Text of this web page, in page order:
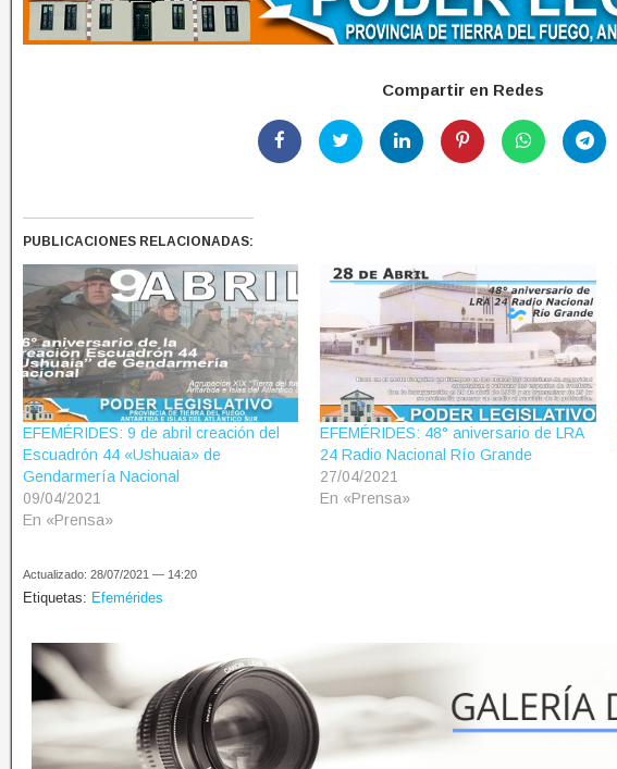
Compartir en Redes
PUBLICACIONES RELACIONADAS:
EFEMÉRIDES: 9 de abril creación del
Escuadrón 44 «Ushuaia» de
Gendarmería Nacional
09/04/2021
En «Prensa»
EFEMÉRIDES: 48° aniversario de LRA
24 Radio Nacional Río Grande
27/04/2021
En «Prensa»
Actualizado: 28/07/2021 — 14:20
Etiquetas: Efemérides